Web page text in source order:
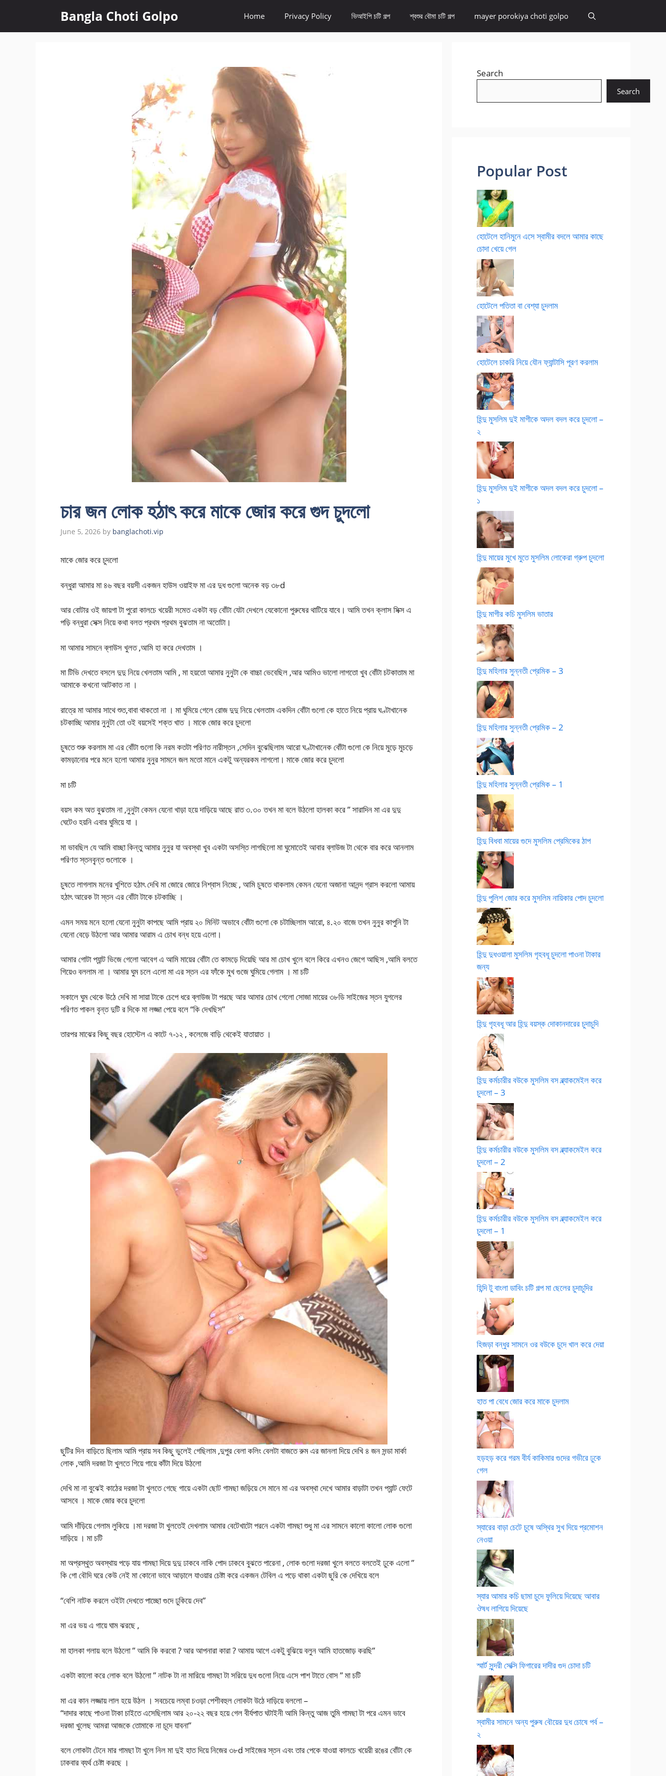
content
Bangla Choti Golpo Home Privacy Policy ভিআইপি চটি গল্প শ্বশুর বৌমা চটি গল্প mayer porokiya choti golpo
চার জন লোক হঠাৎ করে মাকে জোর করে গুদ চুদলো
June 5, 2026 by banglachoti.vip
মাকে জোর করে চুদলো
বন্ধুরা আমার মা ৪৬ বছর বয়সী একজন হাউস ওয়াইফ মা এর দুধ গুলো অনেক বড় ৩৮d
আর বোটার ওই জায়গা টা পুরো কালচে খয়েরী সমেত একটা বড় বোঁটা যেটা দেখলে যেকোনো পুরুষের থাটিয়ে যাবে। আমি তখন ক্লাস সিক্স এ
পড়ি বন্ধুরা সেক্স নিয়ে কথা বলত প্রথম প্রথম বুঝতাম না অতোটা।
মা আমার সামনে ব্লাউস খুলত ,আমি হা করে দেখতাম ।
মা টিভি দেখতে বসলে দুদু নিয়ে খেলতাম আমি , মা হয়তো আমার নুনুটা কে বাচ্চা ভেবেছিল ,আর আমিও ভালো লাগতো খুব বোঁটা চটকাতাম মা
আমাকে কখনো আটকাত না ।
রাত্রে মা আমার সাথে শুত,বাবা থাকতো না । মা ঘুমিয়ে গেলে রোজ দুদু নিয়ে খেলতাম একদিন বোঁটা গুলো কে হাতে নিয়ে প্রায় ঘণ্টাখানেক
চটকাচ্ছি আমার নুনুটা তো ওই বয়সেই শক্ত খাত । মাকে জোর করে চুদলো
চুষতে শুরু করলাম মা এর বোঁটা গুলো কি নরম কতটা পরিণত নারীস্তন ,সেদিন বুঝেছিলাম আরো ঘণ্টাখানেক বোঁটা গুলো কে নিয়ে মুড়ে মুচড়ে
কামড়ানোর পরে মনে হলো আমার নুনুর সামনে জল মতো মানে একটু অন্যরকম লাগলো। মাকে জোর করে চুদলো
মা চটি
বয়স কম অত বুঝতাম না ,নুনুটা কেমন যেনো খাড়া হয়ে দাড়িয়ে আছে রাত ৩.৩০ তখন মা বলে উঠলো হালকা করে ” সারাদিন মা এর দুদু
ঘেটেও হয়নি এবার ঘুমিয়ে যা ।
মা ভাবছিল যে আমি বাচ্ছা কিন্তু আমার নুনুর যা অবস্থা খুব একটা অসস্তি লাগছিলো মা ঘুমোতেই আবার ব্লাউজ টা থেকে বার করে আনলাম
পরিণত স্তনবৃ্ন্ত গুলোকে ।
চুষতে লাগলাম মনের খুশিতে হঠাৎ দেখি মা জোরে জোরে নিশ্বাস নিচ্ছে , আমি চুষতে থাকলাম কেমন যেনো অজানা আনন্দ গ্রাস করলো আমায়
হঠাৎ আরেক টা স্তন এর বোঁটা টাকে চটকাচ্ছি ।
এমন সময় মনে হলো যেনো নুনুটা কাপছে আমি প্রায় ২০ মিনিট অভাবে বোঁটা গুলো কে চটাচ্ছিলাম আরো, ৪.২০ বাজে তখন নুনুর কাপুনি টা
যেনো বেড়ে উঠলো আর আমার আরাম এ চোখ বন্ধ হয়ে এলো।
আমার গোটা প্যান্ট ভিজে গেলো আবেগ এ আমি মায়ের বোঁটা তে কামড়ে দিয়েছি আর মা চোখ খুলে বলে কিরে এখনও জেগে আছিস ,আমি বলতে
গিয়েও বললাম না । আমার ঘুম চলে এলো মা এর স্তন এর ফাঁকে মুখ গুজে ঘুমিয়ে গেলাম । মা চটি
সকালে ঘুম থেকে উঠে দেখি মা সায়া টাকে চেপে ধরে ব্লাউজ টা পরছে আর আমার চোখ গেলো সোজা মায়ের ৩৮ডি সাইজের স্তন যুগলের
পরিণত পাকল বৃন্ত দুটি র দিকে মা লজ্জা পেয়ে বলে “কি দেখছিস”
তারপর মাঝের কিছু বছর হোস্টেল এ কাটে ৭-১২ , কলেজে বাড়ি থেকেই যাতায়াত ।
ছুটির দিন বাড়িতে ছিলাম আমি প্রায় সব কিছু ভুলেই গেছিলাম ,দুপুর বেলা কলিং বেলটা বাজতে রুম এর জানলা দিয়ে দেখি ৪ জন সন্ডা মার্কা
লোক ,আমি দরজা টা খুলতে গিয়ে গায়ে কাঁটা দিয়ে উঠলো
দেখি মা না বুঝেই কাঠের দরজা টা খুলতে গেছে গায়ে একটা ছোট গামছা জড়িয়ে সে মানে মা এর অবস্থা দেখে আমার বাড়াটা তখন প্যান্ট ফেটে
আসবে । মাকে জোর করে চুদলো
আমি দাঁড়িয়ে গেলাম লুকিয়ে ।মা দরজা টা খুলতেই দেখলাম আমার বেটেখাটো পরনে একটা গামছা শুধু মা এর সামনে কালো কালো লোক গুলো
দাড়িয়ে । মা চটি
মা অপ্রস্থুত অবস্থায় পড়ে যায় গামছা দিয়ে দুদু ঢাকবে নাকি পোদ ঢাকবে বুঝতে পারেনা , লোক গুলো দরজা খুলে বলতে বলতেই ঢুকে এলো ”
কি গো বৌদি ঘরে কেউ নেই মা কোনো ভাবে আড়ালে যাওয়ার চেষ্টা করে একজন টেবিল এ পড়ে থাকা একটা ছুরি কে দেখিয়ে বলে
“বেশি নাটক করলে ওইটা দেখতে পাচ্ছো গুদে ঢুকিয়ে দেব”
মা এর ভয় এ গায়ে ঘাম ঝরছে ,
মা হালকা গলায় বলে উঠলো ” আমি কি করবো ? আর আপনারা কারা ? আমায় আগে একটু বুঝিয়ে বলুন আমি হাতজোড় করছি”
একটা কালো করে লোক বলে উঠলো ” নাটক টা না মারিয়ে গামছা টা সরিয়ে দুধ গুলো নিয়ে এসে পাশ টাতে বোস ” মা চটি
মা এর কান লজ্জায় লাল হয়ে উঠল । সবচেয়ে লম্বা চওড়া পেশীবহুল লোকটা উঠে দাড়িয়ে বললো –
“দাদার কাছে পাওনা টাকা চাইতে এসেছিলাম আর ২০-২২ বছর হয়ে গেল বীর্যপাত ঘটাইনী আমি কিন্তু আজ তুমি গামছা টা পরে এমন ভাবে
দরজা খুলেছ আমরা আজকে তোমাকে না চূদে যাবনা”
বলে লোকটা টেনে মার গামছা টা খুলে নিল মা দুই হাত দিয়ে নিজের ৩৮d সাইজের স্তন এবং তার পেকে যাওয়া কালচে খয়েরী রঙের বোঁটা কে
ঢাকবার ব্যর্থ চেষ্টা করছে ।
Search
Search
Popular Post
হোটেলে হানিমুনে এসে স্বামীর বদলে আমার কাছে
চোদা খেয়ে গেল
হোটেলে পতিতা বা বেশ্যা চুদলাম
হোটেলে চাকরি নিয়ে যৌন ফ্যান্টাসি পূরণ করলাম
হিন্দু মুসলিম দুই মাগীকে অদল বদল করে চুদলো –
২
হিন্দু মুসলিম দুই মাগীকে অদল বদল করে চুদলো –
১
হিন্দু মায়ের মুখে মুতে মুসলিম লোকেরা গ্রুপ চুদলো
হিন্দু মাগীর কচি মুসলিম ভাতার
হিন্দু মহিলার সুন্নতী প্রেমিক – 3
হিন্দু মহিলার সুন্নতী প্রেমিক – 2
হিন্দু মহিলার সুন্নতী প্রেমিক – 1
হিন্দু বিধবা মায়ের গুদে মুসলিম প্রেমিকের ঠাপ
হিন্দু পুলিশ জোর করে মুসলিম নায়িকার পোদ চুদলো
হিন্দু দুধওয়ালা মুসলিম গৃহবধূ চুদলো পাওনা টাকার
জন্য
হিন্দু গৃহবধূ আর হিন্দু বয়স্ক দোকানদারের চুদাচুদি
হিন্দু কর্মচারীর বউকে মুসলিম বস ব্ল্যাকমেইল করে
চুদলো – 3
হিন্দু কর্মচারীর বউকে মুসলিম বস ব্ল্যাকমেইল করে
চুদলো – 2
হিন্দু কর্মচারীর বউকে মুসলিম বস ব্ল্যাকমেইল করে
চুদলো – 1
হিন্দি টু বাংলা ডাবিং চটি গল্প মা ছেলের চুদাচুদির
হিজড়া বন্ধুর সামনে ওর বউকে চুদে খাল করে দেয়া
হাত পা বেধে জোর করে মাকে চুদলাম
হড়হড় করে গরম বীর্য কাকিমার গুদের গভীরে ঢুকে
গেল
স্যারের বাড়া চেটে চুষে অস্থির সুখ দিয়ে প্রমোশন
নেওয়া
স্যার আমার কচি ছামা চুদে ফুলিয়ে দিয়েছে আবার
ঔষধ লাগিয়ে দিয়েছে
স্মার্ট সুন্দরী সেক্সি ফিগারের দাদীর গুদ চোদা চটি
স্বামীর সামনে অন্য পুরুষ বৌয়ের দুধ চোষে পর্ব –
২